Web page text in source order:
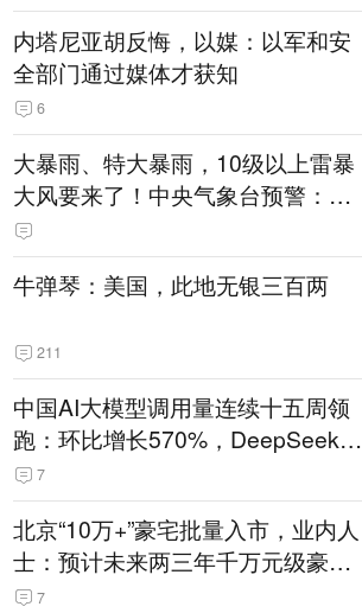
内塔尼亚胡反悔，以媒：以军和安
全部门通过媒体才获知
6
大暴雨、特大暴雨，10级以上雷暴
大风要来了！中央气象台预警：今
天到明天，浙江、安徽有特大暴雨
牛弹琴：美国，此地无银三百两
211
中国AI大模型调用量连续十五周领
跑：环比增长570%，DeepSeek-V
4-Flash正式版登顶！MiniMax M
3、阶跃星辰Step 3.7 Flash跌出榜
单
7
北京“10万+”豪宅批量入市，业内人
士：预计未来两三年千万元级豪宅
潜在供应达万套！谁在买单？
7